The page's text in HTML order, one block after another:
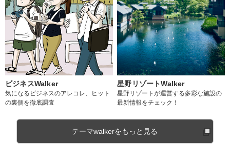
ビジネスWalker
気になるビジネスのアレコレ、ヒット
の裏側を徹底調査
星野リゾートWalker
星野リゾートが運営する多彩な施設の
最新情報をチェック！
テーマwalkerをもっと見る